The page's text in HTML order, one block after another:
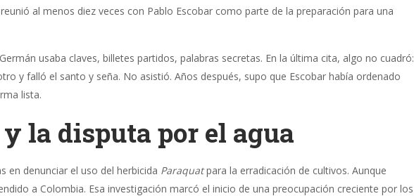
al menos diez veces con Pablo Escobar como parte de la preparación para una
usaba claves, billetes partidos, palabras secretas. En la última cita, algo no cuadró:
y falló el santo y seña. No asistió. Años después, supo que Escobar había ordenado
lista.
la disputa por el agua
en denunciar el uso del herbicida Paraquatpara la erradicación de cultivos. Aunque
a Colombia. Esa investigación marcó el inicio de una preocupación creciente por los